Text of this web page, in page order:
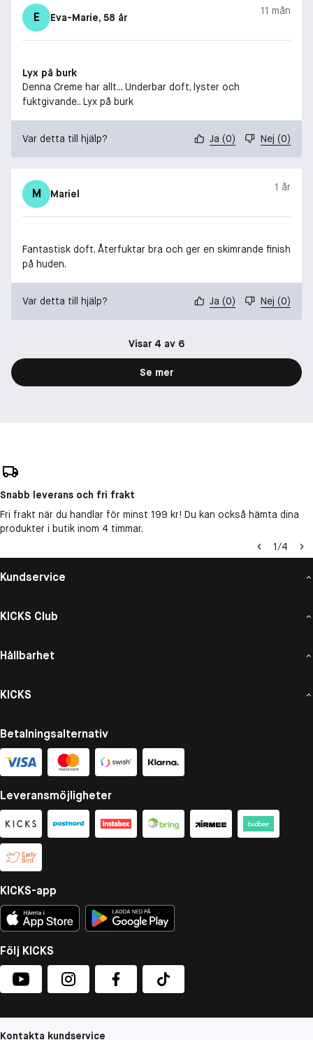
E Eva-Marie, 58 år
11 mån
Lyx på burk
Denna Creme har allt... Underbar doft, lyster och
fuktgivande.. Lyx på burk
Var detta till hjälp? Ja (0) Nej (0)
M Mariel
1 år
Fantastisk doft. Återfuktar bra och ger en skimrande finish
på huden.
Var detta till hjälp? Ja (0) Nej (0)
Visar 4 av 6
Se mer
Snabb leverans och fri frakt
Fri frakt när du handlar för minst 199 kr! Du kan också hämta dina
produkter i butik inom 4 timmar.
1/4
Kundservice
KICKS Club
Hållbarhet
KICKS
Betalningsalternativ
Leveransmöjligheter
KICKS-app
Följ KICKS
Kontakta kundservice